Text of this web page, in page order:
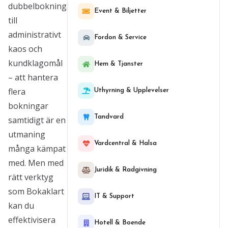
dubbelbokningar
till
administrativt
kaos och
kundklagomål
– att hantera
flera
bokningar
samtidigt är en
utmaning
många kämpat
med. Men med
rätt verktyg
som Bokaklart
kan du
effektivisera
Event & Biljetter
Fordon & Service
Hem & Tjanster
Uthyrning & Upplevelser
Tandvard
Vardcentral & Halsa
Juridik & Radgivning
IT & Support
Hotell & Boende